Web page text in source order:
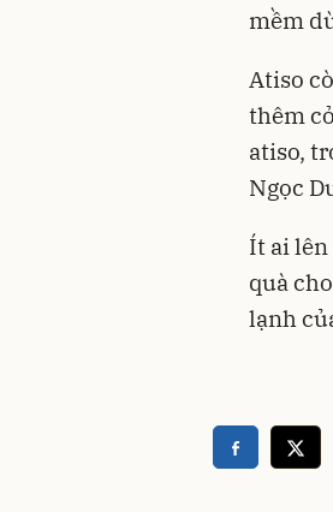
mềm
Atiso
thêm
atiso,
Ngọc
Ít ai lên
quà
lạnh